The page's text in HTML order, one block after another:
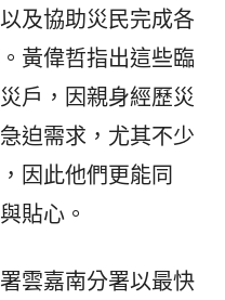
及協助災民完成各
黃偉哲指出這些臨
戶，因親身經歷災
迫需求，尤其不少
因此他們更能同
貼心。
雲嘉南分署以最快